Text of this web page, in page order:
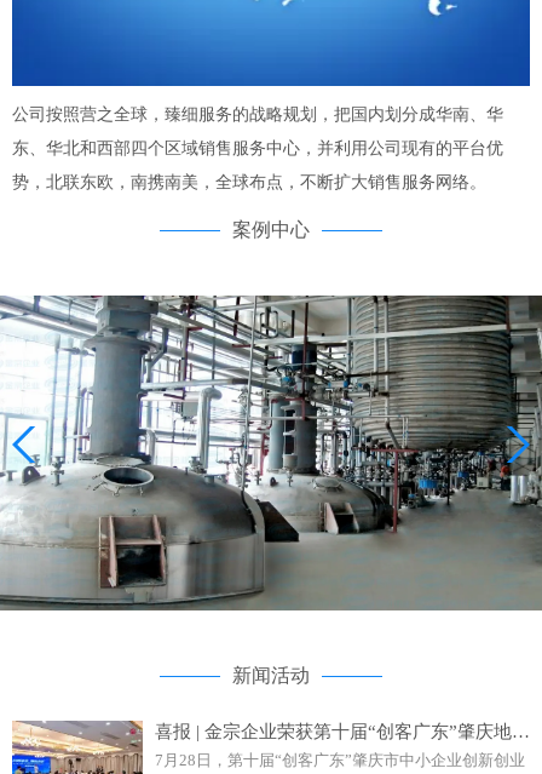
公司按照营之全球，臻细服务的战略规划，把国内划分成华南、华
东、华北和西部四个区域销售服务中心，并利用公司现有的平台优
势，北联东欧，南携南美，全球布点，不断扩大销售服务网络。
案例中心
新闻活动
喜报 | 金宗企业荣获第十届“创客广东”肇庆地市赛二等奖
7月28日，第十届“创客广东”肇庆市中小企业创新创业